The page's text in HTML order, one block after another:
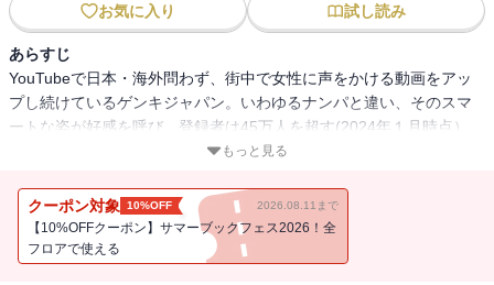
お気に入り 試し読み
あらすじ
YouTubeで日本・海外問わず、街中で女性に声をかける動画をアッ
プし続けているゲンキジャパン。いわゆるナンパと違い、そのスマ
ートな姿が好感を呼び、登録者は45万人を超す(2024年１月時点）。
大人気のゲンキジャパンが初の書籍を出版する。日本でナンパとい
軽視――たしかに「これまで」のナンパはそうだったかもしれな
い。しかし、時代はもう変わった。海外では街中で声をかけるのは
日常的に行われており、声をかけられたほうも、その行為に特別や
もっと見る
クーポン対象 10%OFF 2026.08.11まで
【10%OFFクーポン】サマーブックフェス2026！全
フロアで使える
新刊通知